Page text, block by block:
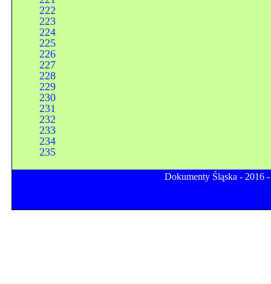
222
223
224
225
226
227
228
229
230
231
232
233
234
235
Dokumenty Śląska - 2016